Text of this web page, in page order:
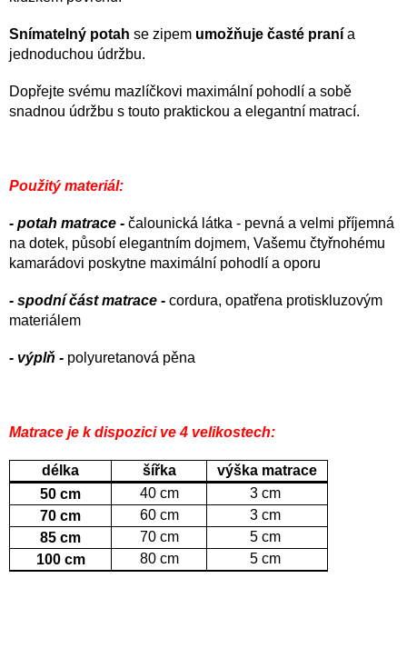
Snímatelný potah se zipem umožňuje časté praní a
jednoduchou údržbu.
Dopřejte svému mazlíčkovi maximální pohodlí a sobě
snadnou údržbu s touto praktickou a elegantní matrací.
Použitý materiál:
- potah matrace - čalounická látka - pevná a velmi příjemná
na dotek, působí elegantním dojmem, Vašemu čtyřnohému
kamarádovi poskytne maximální pohodlí a oporu
- spodní část matrace - cordura, opatřena protiskluzovým
materiálem
- výplň - polyuretanová pěna
Matrace je k dispozici ve 4 velikostech:
délka šířka
výška matrace
50 cm
40 cm
3 cm
70 cm
60 cm
3 cm
85 cm
70 cm
5 cm
100 cm
80 cm 5 cm